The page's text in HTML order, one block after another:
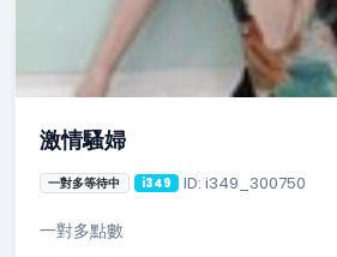
激情騷婦
一對多等待中 i349 ID: i349_300750
一對多點數